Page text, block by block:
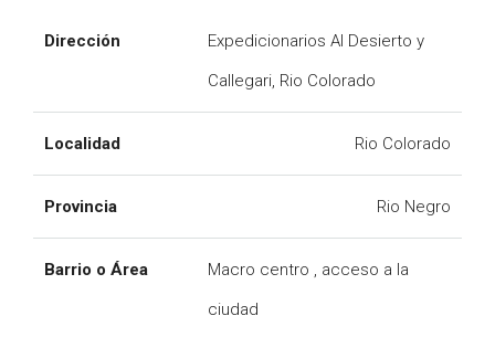
Dirección
Expedicionarios Al Desierto y
Callegari, Rio Colorado
Localidad Rio Colorado
Provincia Rio Negro
Barrio o Área
Macro centro , acceso a la
ciudad